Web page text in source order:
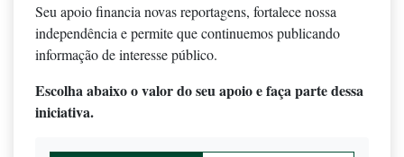
Seu apoio financia novas reportagens, fortalece nossa
independência e permite que continuemos publicando
informação de interesse público.
Escolha abaixo o valor do seu apoio e faça parte dessa
iniciativa.